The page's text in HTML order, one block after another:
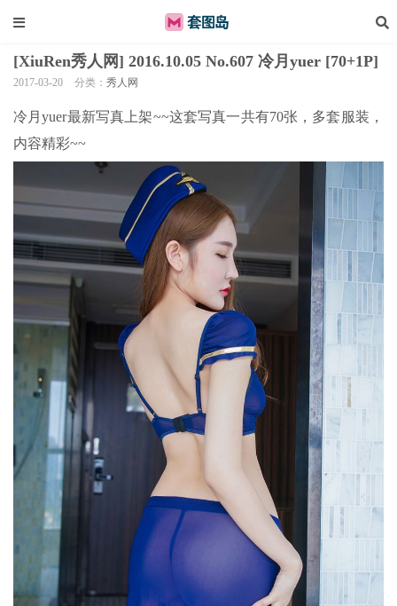
[XiuRen秀人网] 2016.10.05 No.607 冷月yuer [70+1P]
2017-03-20 分类： 秀人网
冷月yuer最新写真上架~~这套写真一共有70张，多套服装，
内容精彩~~